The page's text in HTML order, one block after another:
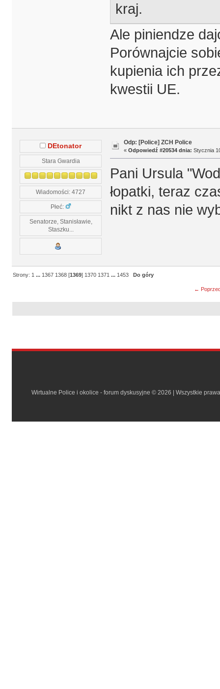
kraj.
Ale piniendze
Porównajcie
kupienia ich
kwestii UE.
DEtonator
Stara Gwardia
Wiadomości: 4727
Płeć:
Senatorze, Stanisławie,
Staszku...
Odp: [Police] ZCH Police
« Odpowiedź #20534 dnia: Stycznia
Pani Ursula
łopatki, teraz
nikt z nas nie
Strony: 1 ... 1367 1368 [1369] 1370 1371 ... 1453 Do góry
←
Wirtualne Police i okolice - forum dyskusyjne © 2026 | Wszystkie